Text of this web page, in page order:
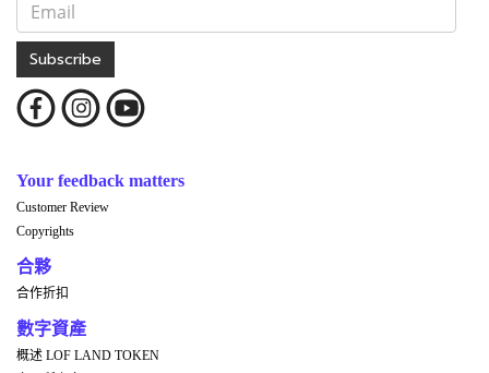
Subscribe
Your feedback matters
Customer Review
Copyrights
合夥
合作折扣
數字資產
概述 LOF LAND TOKEN